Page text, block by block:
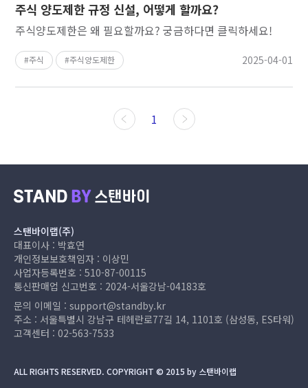
주식 양도제한 규정 신설, 어떻게 할까요?
주식양도제한은 왜 필요할까요? 궁금하다면 클릭하세요!
주식 주식양도제한 2025-04-01
1
스탠바이랩(주)
대표이사 : 박효연
개인정보보호책임자 : 이상민
사업자등록번호 : 510-87-00115
통신판매업 신고번호 : 2024-서울강남-04183호
문의 이메일 : support@standby.kr
주소 : 서울특별시 강남구 테헤란로77길 14, 1101호 (삼성동, ES타워)
고객센터 : 02-563-7533
ALL RIGHTS RESERVED. COPYRIGHT © 2015 by 스탠바이랩